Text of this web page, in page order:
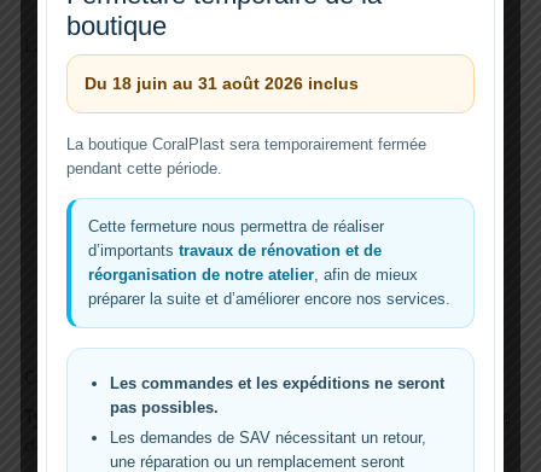
La conception met l’accent sur :
La souplesse
installations de dosage)
(silicone alimentaire non toxique)
vieillissement)
L’organisation(plusieurs couleurs pour différencier
facilement les lignes)
Caractéristiques
Tuyau silicone alimentaire pour aquarium et pompe
doseuse
boutique
Du 18 juin au 31 août 2026 inclus
La boutique CoralPlast sera temporairement fermée
pendant cette période.
Cette fermeture nous permettra de réaliser
d’importants travaux de rénovation et de
réorganisation de notre atelier, afin de mieux
préparer la suite et d’améliorer encore nos services.
Les commandes et les expéditions ne seront
pas possibles.
Les demandes de SAV nécessitant un retour,
une réparation ou un remplacement seront